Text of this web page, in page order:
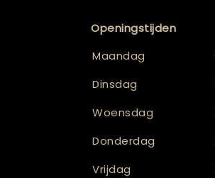
Openingstijden
Maandag
Dinsdag
Woensdag
Donderdag
Vrijdag